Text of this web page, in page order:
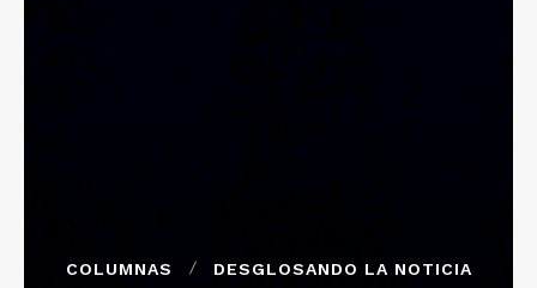
COLUMNAS DESGLOSANDO LA NOTICIA